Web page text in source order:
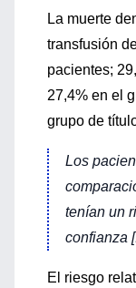
La muerte
transfusión
pacientes;
27,4% en el
grupo de
Los
tenían un
confianza
El riesgo